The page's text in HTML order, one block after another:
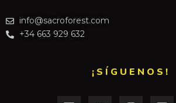
info@sacroforest.com
+34 663 929 632
¡SÍGUENOS!